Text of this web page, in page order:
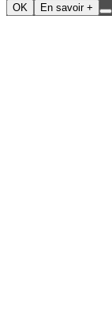
OK En savoir +